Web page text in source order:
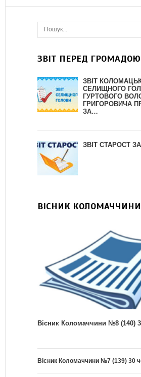
ЗВІТ ПЕРЕД ГРОМАДОЮ
ЗВІТ
СЕЛИЩНОГО
ГУРТОВОГО
ГРИГОРОВИЧА
ЗА…
ЗВІТ СТАРОСТ ЗА
ВІСНИК КОЛОМАЧЧИНИ
Вісник Коломаччини №8 (140)
Вісник Коломаччини №7 (139) 30